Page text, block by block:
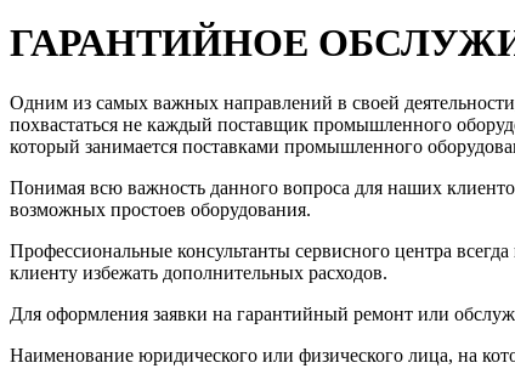
ГАРАНТИЙНОЕ
Одним из самых важных направлений в своей
похвастаться не каждый поставщик промышленного
который занимается поставками промышленного
Понимая всю важность данного вопроса для наших
возможных простоев оборудования.
Профессиональные консультанты сервисного центра
клиенту избежать дополнительных расходов.
Для оформления заявки на гарантийный ремонт или
Наименование юридического или физического лица, на